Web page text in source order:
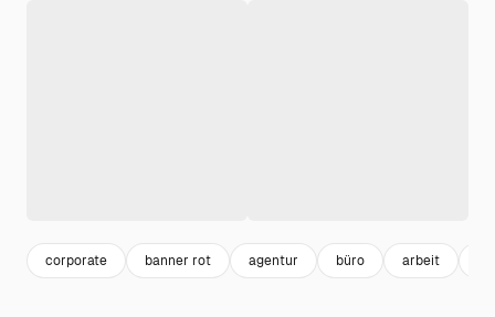
corporate banner rot agentur büro arbeit